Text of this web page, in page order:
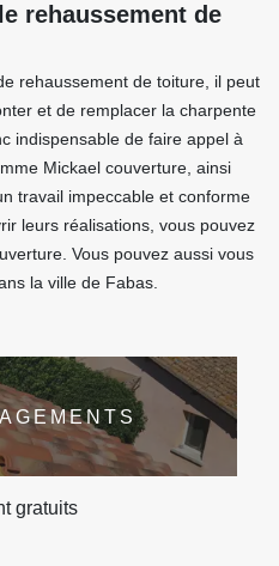
rehaussement de
rehaussement de toiture, il peut
et de remplacer la charpente
indispensable de faire appel à
Mickael couverture, ainsi
travail impeccable et conforme
leurs réalisations, vous pouvez
Vous pouvez aussi vous
la ville de Fabas.
gratuits